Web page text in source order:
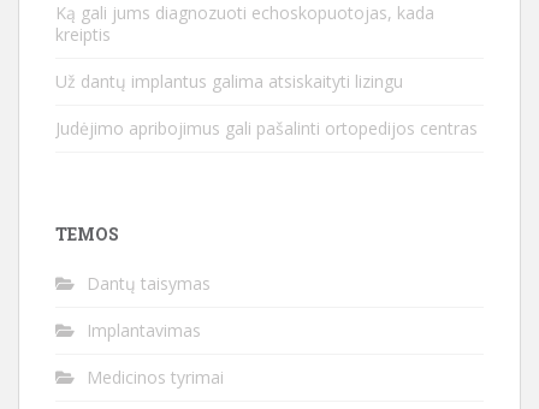
Ką gali jums diagnozuoti echoskopuotojas, kada
kreiptis
Už dantų implantus galima atsiskaityti lizingu
Judėjimo apribojimus gali pašalinti ortopedijos centras
TEMOS
Dantų taisymas
Implantavimas
Medicinos tyrimai